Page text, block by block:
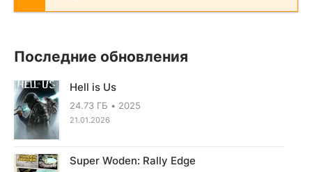
Последние обновления
Hell is Us
24.73 ГБ 2025
21.01.2026
Super Woden: Rally Edge